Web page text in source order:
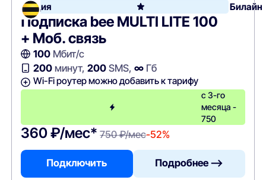
Акция Билайн
Подписка bee MULTI LITE 100
+ Моб. связь
100Мбит/с
200минут, 200SMS, ∞Гб
Wi-Fi роутер можно добавить к тарифу
с 3-го
месяца -
750
360 ₽/мес* 750 ₽/мес-52%
Подключить Подробнее —>